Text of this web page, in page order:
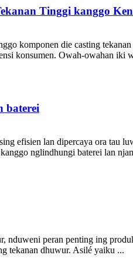
Tinggi kanggo
komponen die casting
konsumen. Owah-owahan iki
baterei
efisien lan dipercaya ora tau
nglindhungi baterei lan
nduweni peran penting ing
tekanan dhuwur. Asilé yaiku ...